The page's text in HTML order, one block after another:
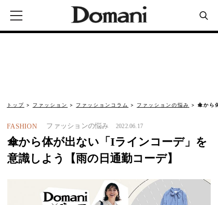
トップ ファッション ファッションコラム ファッションの悩み 傘から
FASHION ファッションの悩み 2022.06.17
傘から体が出ない「Iラインコーデ」を
意識しよう【雨の日通勤コーデ】